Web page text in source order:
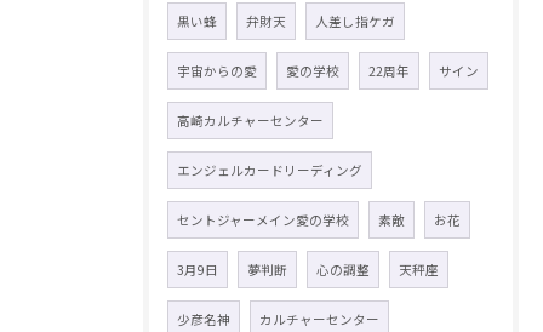
黒い蜂 弁財天 人差し指ケガ
宇宙からの愛 愛の学校 22周年 サイン
高崎カルチャーセンター
エンジェルカードリーディング
セントジャーメイン愛の学校 素敵 お花
3月9日 夢判断 心の調整 天秤座
少彦名神 カルチャーセンター